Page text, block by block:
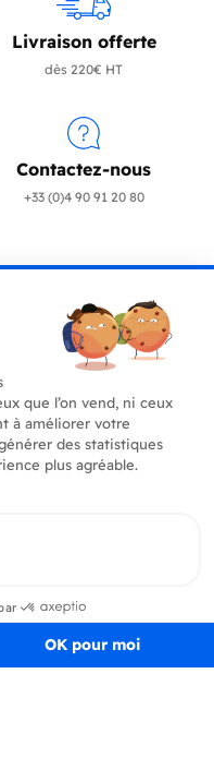
Livraison offerte
dès 220€ HT
Contactez-nous
+33 (0)4 90 91 20 80